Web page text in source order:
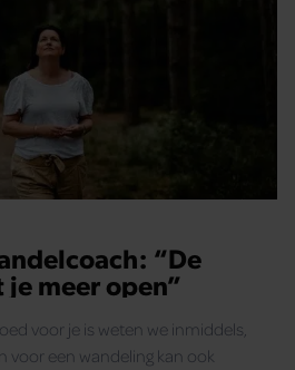
“De
meer open”
voor je is weten we inmiddels,
voor een wandeling kan ook